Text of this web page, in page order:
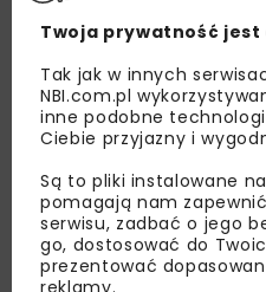
Lubisz wiedzieć
Zapisz się do
nas najlepsze
zaproszenia na
Twoja prywatność jest
Tak jak w innych
NBI.com.pl
inne podobne
Ciebie przyjazny i
Są to pliki instalowane
pomagają nam
serwisu, zadbać o jego
go, dostosować do
prezentować
reklamy.